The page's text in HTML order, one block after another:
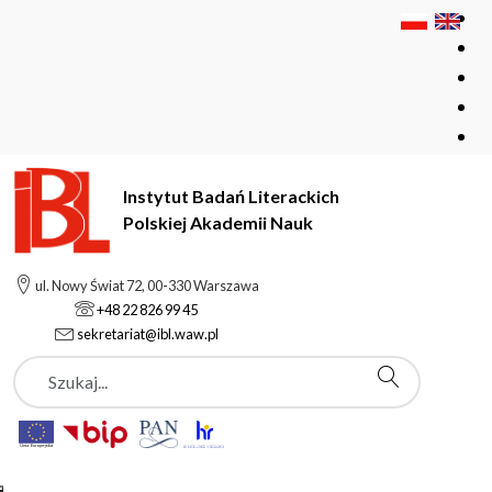
Instytut Badań Literackich
Polskiej Akademii Nauk
ul. Nowy Świat 72, 00-330 Warszawa
+48 22 826 99 45
sekretariat@ibl.waw.pl
Szukaj
Instytut Badań Literackich Polskiej Akademii Nauk
Pracownie i zespoły
Pracownie i zespoły